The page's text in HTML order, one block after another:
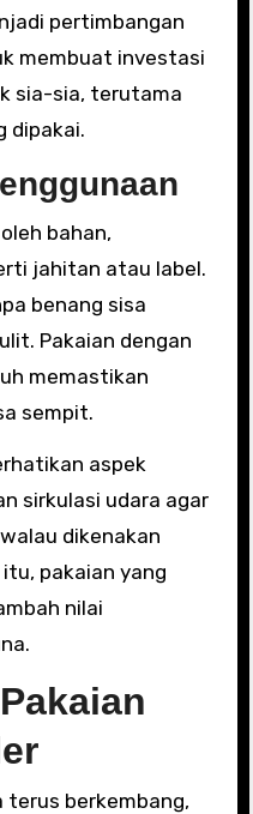
pertimbangan
membuat investasi
sia-sia, terutama
dipakai.
bahan,
jahitan atau label.
benang sisa
Pakaian dengan
memastikan
sempit.
aspek
sirkulasi udara agar
dikenakan
pakaian yang
nilai
terus berkembang,